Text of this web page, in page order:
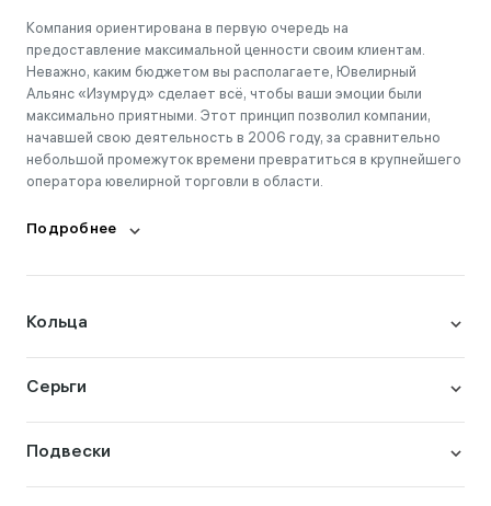
Компания ориентирована в первую очередь на
предоставление максимальной ценности своим клиентам.
Неважно, каким бюджетом вы располагаете, Ювелирный
Альянс «Изумруд» сделает всё, чтобы ваши эмоции были
максимально приятными. Этот принцип позволил компании,
начавшей свою деятельность в 2006 году, за сравнительно
небольшой промежуток времени превратиться в крупнейшего
оператора ювелирной торговли в области.
Подробнее
Кольца
Серьги
Подвески